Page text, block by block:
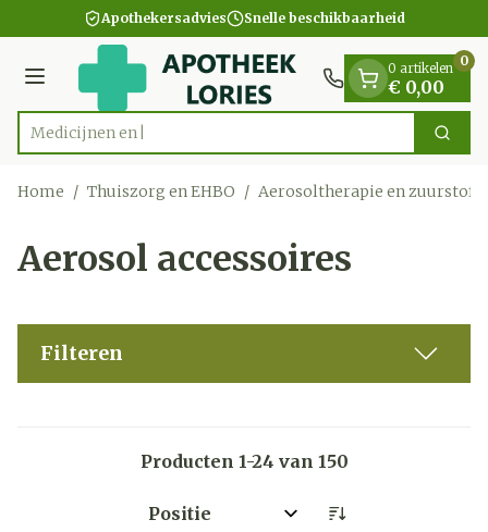
Ga naar de inhoudApothekersadvies Snelle beschikbaarheid
Menu
Product, merk, categorie... Zoek
0 artikelen
€ 0,00
0
Home / Thuiszorg en EHBO / Aerosoltherapie en zuurstof
Aerosol accessoires
Filteren
Producten 1-24 van 150
Sorteer op: